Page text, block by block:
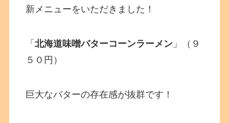
新メニューをいただきました！
「北海道味噌バターコーンラーメン 」（９
５０円）
巨大なバターの存在感が抜群です！